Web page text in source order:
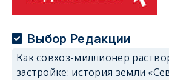
Выбор Редакции
Как совхоз-миллионер
застройке: история земли